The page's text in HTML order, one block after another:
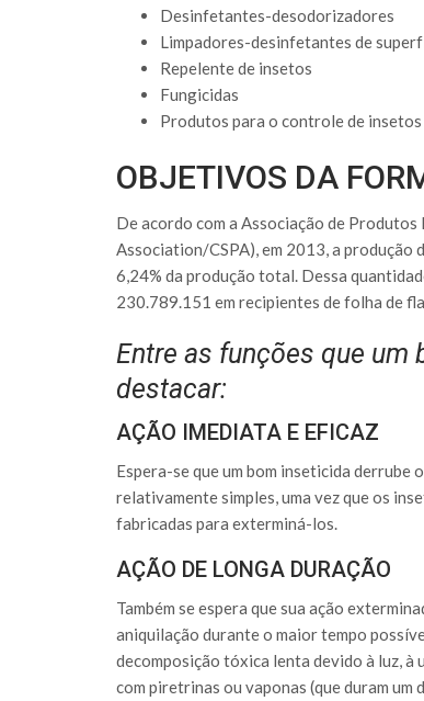
Desinfetantes-desodorizadores
Limpadores-desinfetantes de
Repelente de insetos
Fungicidas
Produtos para o controle de
OBJETIVOS DA
De acordo com a Associação de
Association/CSPA), em 2013, a produção
6,24% da produção total. Dessa
230.789.151 em recipientes de folha de
Entre as funções que um
destacar:
AÇÃO IMEDIATA E EFICAZ
Espera-se que um bom inseticida derrube
relativamente simples, uma vez que os
fabricadas para exterminá-los.
AÇÃO DE LONGA DURAÇÃO
Também se espera que sua ação
aniquilação durante o maior tempo
decomposição tóxica lenta devido à luz, à
com piretrinas ou vaponas (que duram um